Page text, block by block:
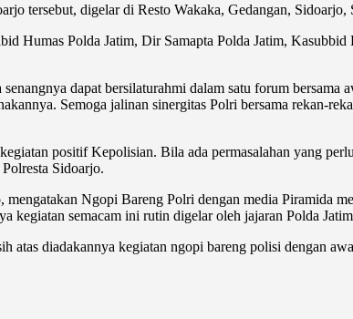
tersebut, digelar di Resto Wakaka, Gedangan, Sidoarjo,
Humas Polda Jatim, Dir Samapta Polda Jatim, Kasubbid
dapat bersilaturahmi dalam satu forum bersama
Semoga jalinan sinergitas Polri bersama rekan-
positif Kepolisian. Bila ada permasalahan yang
Sidoarjo.
Ngopi Bareng Polri dengan media Piramida
kegiatan semacam ini rutin digelar oleh jajaran Polda
diadakannya kegiatan ngopi bareng polisi dengan